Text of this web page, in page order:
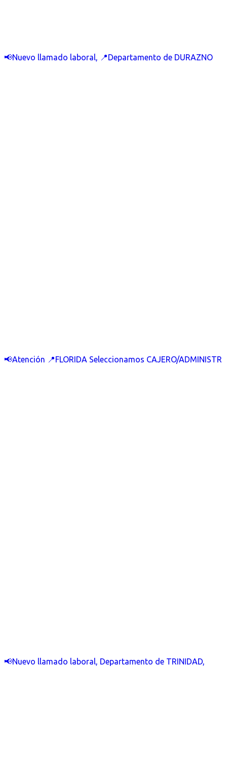
📢Nuevo llamado laboral, 📍Departamento de DURAZNO
📢Atención 📍FLORIDA Seleccionamos CAJERO/ADMINISTR
📢Nuevo llamado laboral, Departamento de TRINIDAD,